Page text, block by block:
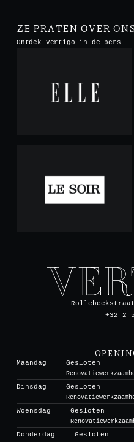
ZE PRATEN OVER ONS
Ontdek Vertigo in de pers
+32 2
Maandag
Gesloten
Dinsdag
Gesloten
Woensdag
Gesloten
Donderdag
Gesloten